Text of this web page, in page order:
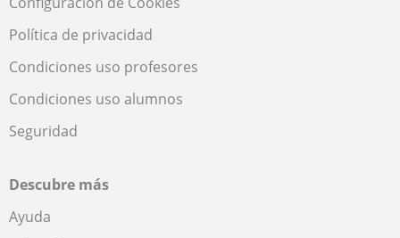
Política de privacidad
Condiciones uso profesores
Condiciones uso alumnos
Seguridad
Descubre más
Ayuda